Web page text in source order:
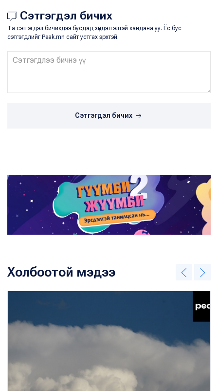
Сэтгэгдэл бичих
Та сэтгэгдэл бичихдээ бусдад хүндэтгэлтэй хандана уу. Ёс бус
сэтгэгдлийг Peak.mn сайт устгах эрхтэй.
Сэтгэгдэл бичих
Холбоотой мэдээ